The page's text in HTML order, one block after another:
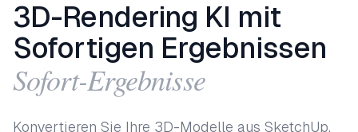
3D-Rendering KI mit
Sofortigen Ergebnissen
Sofort-Ergebnisse
Konvertieren Sie Ihre 3D-Modelle aus SketchUp,